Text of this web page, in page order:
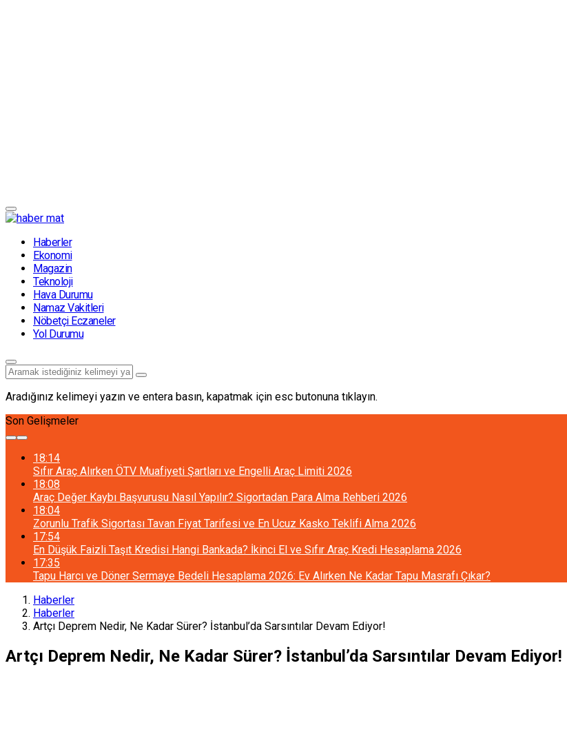
Haberler
Ekonomi
Magazin
Teknoloji
Hava Durumu
Namaz Vakitleri
Nöbetçi Eczaneler
Yol Durumu
Aradığınız kelimeyi yazın ve entera basın, kapatmak için esc butonuna tıklayın.
Son Gelişmeler
18:14
Sıfır Araç Alırken ÖTV Muafiyeti Şartları ve Engelli Araç Limiti 2026
18:08
Araç Değer Kaybı Başvurusu Nasıl Yapılır? Sigortadan Para Alma Rehberi 2026
18:04
Zorunlu Trafik Sigortası Tavan Fiyat Tarifesi ve En Ucuz Kasko Teklifi Alma 2026
17:54
En Düşük Faizli Taşıt Kredisi Hangi Bankada? İkinci El ve Sıfır Araç Kredi Hesaplama 2026
17:35
Tapu Harcı ve Döner Sermaye Bedeli Hesaplama 2026: Ev Alırken Ne Kadar Tapu Masrafı Çıkar?
Haberler
Haberler
Artçı Deprem Nedir, Ne Kadar Sürer? İstanbul’da Sarsıntılar Devam Ediyor!
Artçı Deprem Nedir, Ne Kadar Sürer? İstanbul’da Sarsıntılar Devam Ediyor!